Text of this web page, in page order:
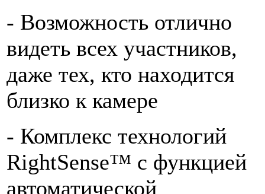
- Возможность отлично
видеть всех участников,
даже тех, кто находится
близко к камере
- Комплекс технологий
RightSense™ с функцией
автоматической